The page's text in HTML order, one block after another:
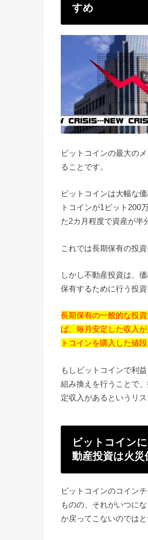
すめ
ビットコインの最大の
ることです。
ビットコインは大幅な
トコインが1ビット200
た2カ月程度で資産が半
これでは長期保有の投
しかし不動産投資は、
保有するために行う投資
長期保有の一般的な投
ば、毎月安定した収入
トコインを購入した値
もしビットコインで利
組み換えを行うことで
定収入があるというリ
ビットコイン
動産投資は火
ビットコインのコイン
ものの、それがいつに
か戻ってこないのではと